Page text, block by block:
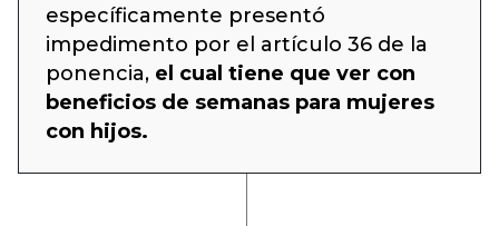
específicamente presentó
impedimento por el artículo 36 de la
ponencia, el cual tiene que ver con
beneficios de semanas para mujeres
con hijos.